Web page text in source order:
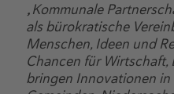
„Kommunale
als bürokratische
Menschen, Ideen und
Chancen für
bringen Innovationen in